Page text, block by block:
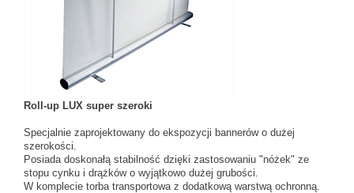
Roll-up LUX super szeroki
Specjalnie zaprojektowany do ekspozycji bannerów o dużej
szerokości.
Posiada doskonałą stabilność dzięki zastosowaniu "nóżek" ze
stopu cynku i drążków o wyjątkowo dużej grubości.
W komplecie torba transportowa z dodatkową warstwą ochronną.